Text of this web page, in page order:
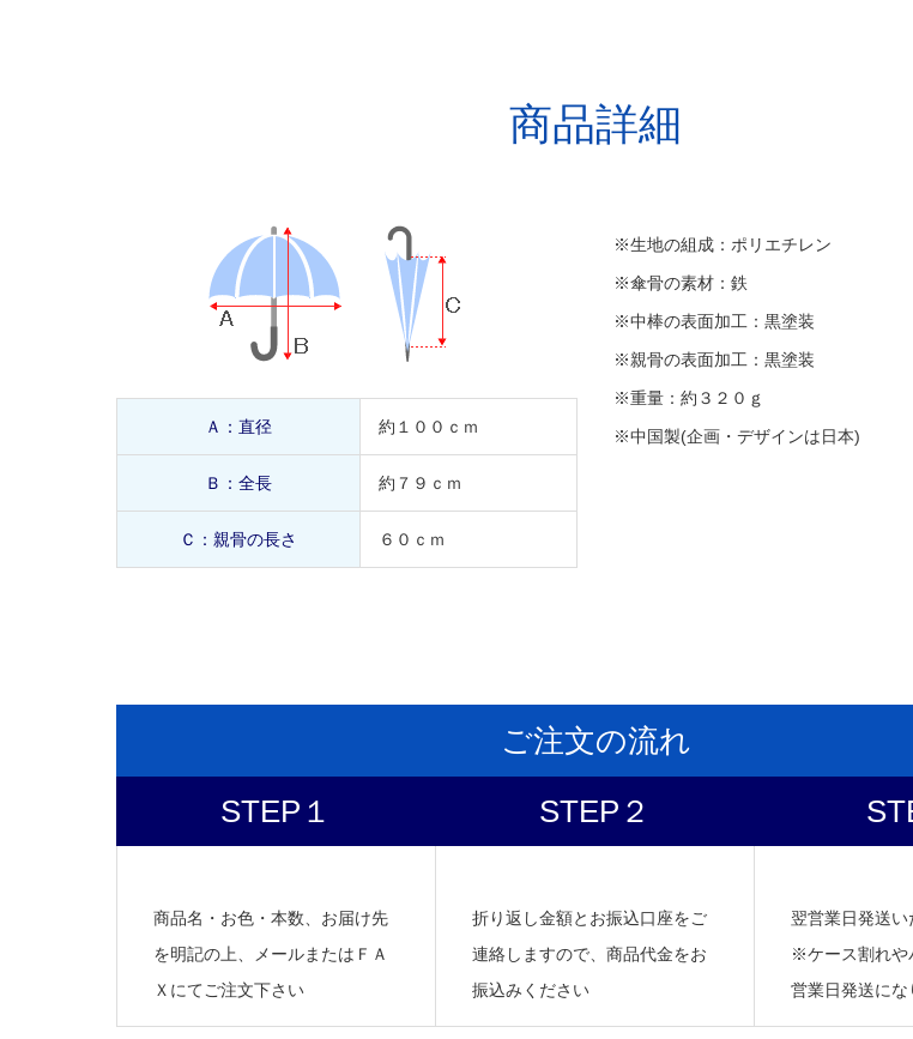
商品詳細
Ａ：直径 約１００ｃｍ
Ｂ：全長 約７９ｃｍ
Ｃ：親骨の長さ ６０ｃｍ
※生地の組成：ポリエチレン
※傘骨の素材：鉄
※中棒の表面加工：黒塗装
※親骨の表面加工：黒塗装
※重量：約３２０ｇ
※中国製(企画・デザインは日本)
ご注文の流れ
STEP１
STEP２
商品名・お色・本数、お届け先
を明記の上、メールまたはＦＡ
Ｘにてご注文下さい
折り返し金額とお振込口座をご
連絡しますので、商品代金をお
振込みください
翌営業日発送い
※ケース割れや
営業日発送にな